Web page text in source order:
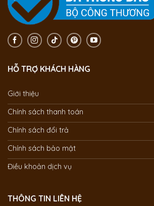
HỖ TRỢ KHÁCH HÀNG
Giới thiệu
Chính sách thanh toán
Chính sách đổi trả
Chính sách bảo mật
Điều khoản dịch vụ
THÔNG TIN LIÊN HỆ